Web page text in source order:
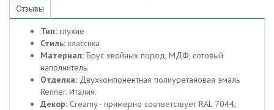
Отзывы
Тип: глухие
Стиль: классика
Материал: Брус хвойных пород, МДФ, сотовый
наполнитель.
Отделка: Двухкомпонентная полиуретановая эмаль
Renner. Италия.
Декор: Creamy - примерно соответствует RAL 7044,